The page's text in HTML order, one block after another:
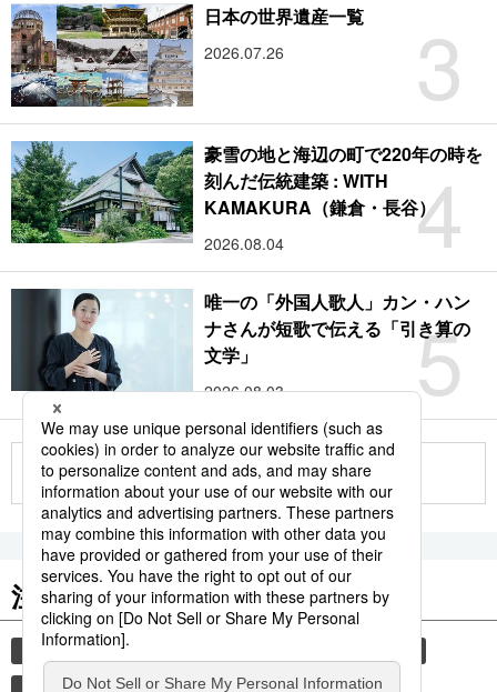
3
日本の世界遺産一覧
2026.07.26
4
豪雪の地と海辺の町で220年の時を
刻んだ伝統建築 : WITH
KAMAKURA（鎌倉・長谷）
2026.08.04
5
唯一の「外国人歌人」カン・ハン
ナさんが短歌で伝える「引き算の
文学」
2026.08.03
もっと見る
注目のキーワード
共同通信ニュース